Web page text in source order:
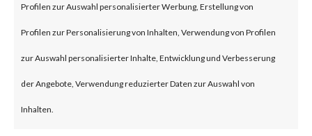
Profilen zur Auswahl personalisierter Werbung, Erstellung von
Profilen zur Personalisierung von Inhalten, Verwendung von Profilen
zur Auswahl personalisierter Inhalte, Entwicklung und Verbesserung
der Angebote, Verwendung reduzierter Daten zur Auswahl von
Inhalten.